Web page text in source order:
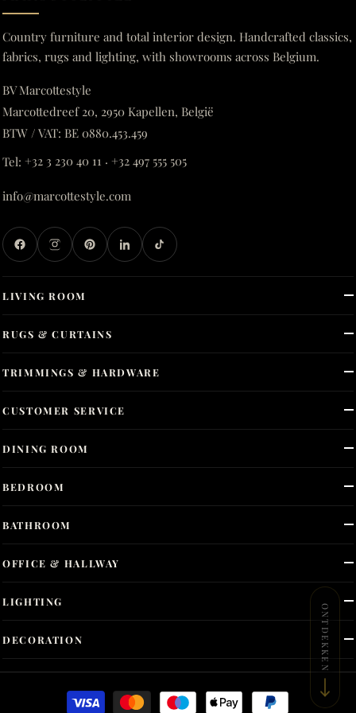
Country furniture and total interior design. Handcrafted classics,
fabrics, rugs and lighting, with showrooms across Belgium.
BV Marcottestyle
Marcottedreef 20, 2950 Kapellen, België
BTW / VAT: BE 0880.453.459
Tel: +32 3 230 40 11 · +32 497 555 505
info@marcottestyle.com
LIVING ROOM
DINING ROOM
BEDROOM
BATHROOM
OFFICE & HALLWAY
LIGHTING
DECORATION
RUGS & CURTAINS
TRIMMINGS & HARDWARE
CUSTOMER SERVICE
ONTDEKKEN